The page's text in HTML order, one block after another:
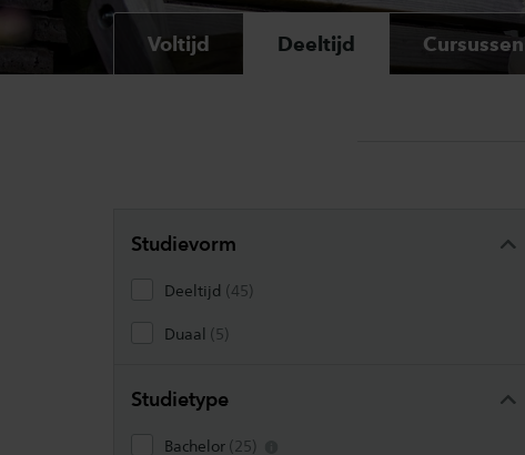
Voltijd Deeltijd Cursussen
Studievorm
Deeltijd (45)
Duaal (5)
Studietype
Bachelor (25)